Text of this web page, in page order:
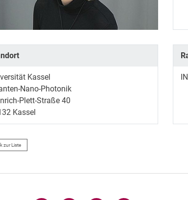
Kassel
Nano-Photonik
Plett-Straße 40
Kassel
zur Liste